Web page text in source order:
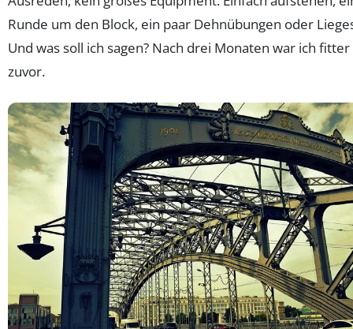
Runde um den Block, ein paar Dehnübungen oder
Und was soll ich sagen? Nach drei Monaten war ich fitter
zuvor.